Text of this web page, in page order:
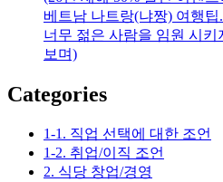
베트남 나트랑(냐짱) 여행
너무 젊은 사람을 임원 시
보며)
Categories
1-1. 직업 선택에 대한 조언
1-2. 취업/이직 조언
2. 식당 창업/경영